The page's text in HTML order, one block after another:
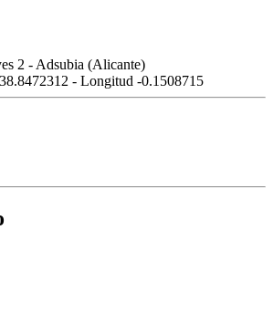
2 - Adsubia (Alicante)
- Longitud -0.1508715